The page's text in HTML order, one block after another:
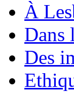
À
Dans
Des